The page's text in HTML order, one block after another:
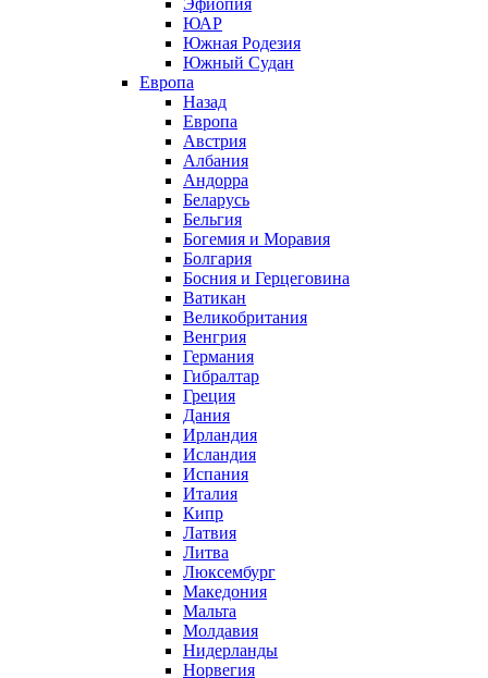
Эфиопия
ЮАР
Южная Родезия
Южный Судан
Европа
Назад
Европа
Австрия
Албания
Андорра
Беларусь
Бельгия
Богемия и Моравия
Болгария
Босния и Герцеговина
Ватикан
Великобритания
Венгрия
Германия
Гибралтар
Греция
Дания
Ирландия
Исландия
Испания
Италия
Кипр
Латвия
Литва
Люксембург
Македония
Мальта
Молдавия
Нидерланды
Норвегия